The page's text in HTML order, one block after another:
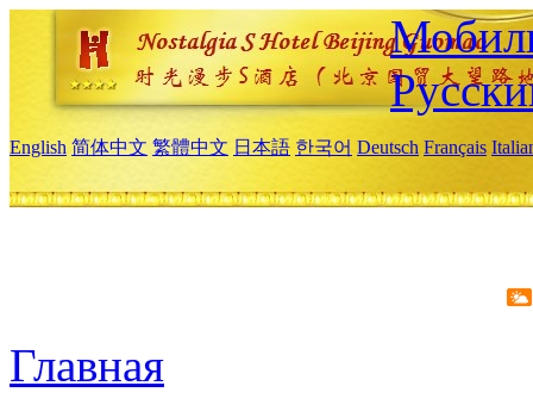
English 简体中文 繁體中文 日本語 한국어 Deutsch Français
Главная